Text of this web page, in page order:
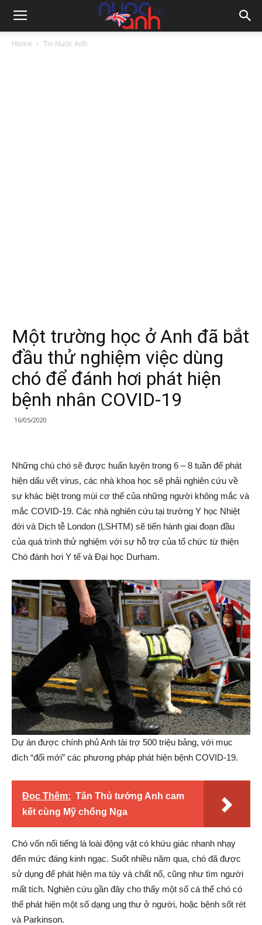
Home Tin Nước Anh
Một trường học ở Anh đã bắt
đầu thử nghiệm việc dùng
chó để đánh hơi phát hiện
bệnh nhân COVID-19
16/05/2020
Những chú chó sẽ được huấn luyện trong 6 – 8 tuần để phát
hiện dấu vết virus, các nhà khoa học sẽ phải nghiên cứu về
sự khác biệt trong mùi cơ thể của những người không mắc và
mắc COVID-19. Các nhà nghiên cứu tại trường Y học Nhiệt
đới và Dịch tễ London (LSHTM) sẽ tiến hành giai đoạn đầu
của quá trình thử nghiệm với sự hỗ trợ của tổ chức từ thiện
Chó đánh hơi Y tế và Đại học Durham.
Dự án được chính phủ Anh tài trợ 500 triệu bảng, với mục
đích “đổi mới” các phương pháp phát hiện bệnh COVID-19.
Đọc Thêm: Tân Thủ tướng Anh cam
kết cùng Mỹ chống Nga
Chó vốn nổi tiếng là loài động vật có khứu giác nhanh nhạy
đến mức đáng kinh ngạc. Suốt nhiều năm qua, chó đã được
sử dụng để phát hiện ma túy và chất nổ, cũng như tìm người
mất tích. Nghiên cứu gần đây cho thấy một số cá thể chó có
thể phát hiện một số dạng ung thư ở người, hoặc bệnh sốt rét
và Parkinson.